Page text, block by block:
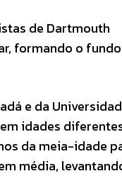
de Dartmouth
formando o
e da
idades
da meia-idade
média,